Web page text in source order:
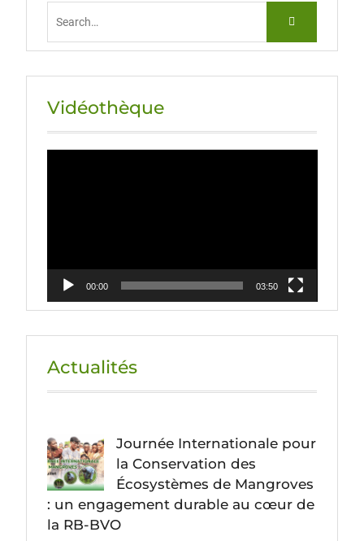
Vidéothèque
00:00 03:50
Actualités
Journée Internationale pour
la Conservation des
Écosystèmes de Mangroves
: un engagement durable au cœur de
la RB-BVO